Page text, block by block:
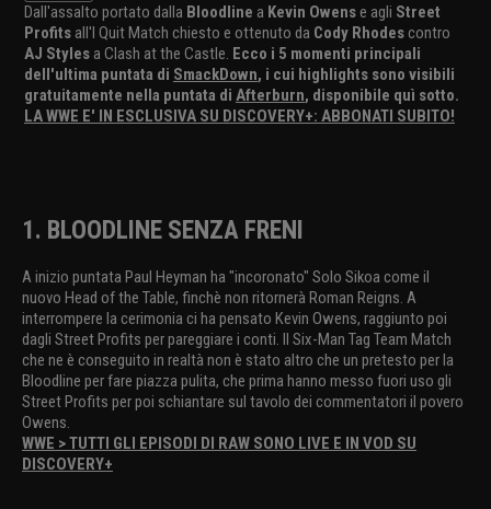
Dall'assalto portato dalla Bloodline a Kevin Owense agli Street
Profits all'I Quit Match chiesto e ottenuto da Cody Rhodescontro
AJ Styles a Clash at the Castle. Ecco i 5 momenti principali
dell'ultima puntata di SmackDown, i cui highlights sono visibili
gratuitamente nella puntata di Afterburn, disponibile quì sotto.
LA WWE E' IN ESCLUSIVA SU DISCOVERY+: ABBONATI SUBITO!
1. BLOODLINE SENZA FRENI
A inizio puntata Paul Heyman ha "incoronato" Solo Sikoa come il
nuovo Head of the Table, finchè non ritornerà Roman Reigns. A
interrompere la cerimonia ci ha pensato Kevin Owens, raggiunto poi
dagli Street Profits per pareggiare i conti. Il Six-Man Tag Team Match
che ne è conseguito in realtà non è stato altro che un pretesto per la
Bloodline per fare piazza pulita, che prima hanno messo fuori uso gli
Street Profits per poi schiantare sul tavolo dei commentatori il povero
Owens.
WWE > TUTTI GLI EPISODI DI RAW SONO LIVE E IN VOD SU
DISCOVERY+